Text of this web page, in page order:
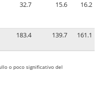
32.7 15.6 16.2
183.4 139.7 161.1
o poco significativo del